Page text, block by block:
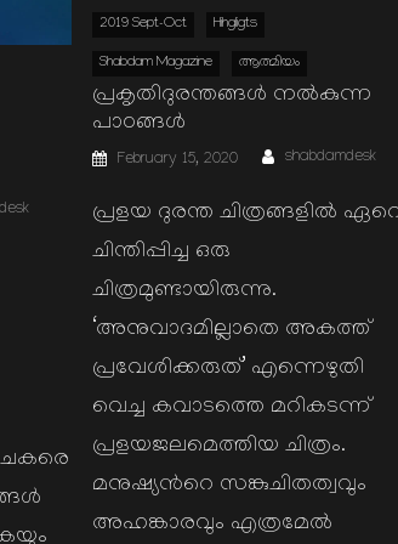
2019 Sept-Oct Hihgligts
Shabdam Magazine ആത്മിയം
പ്രകൃതിദുരന്തങ്ങള്‍ നല്‍കുന്ന
പാഠങ്ങള്‍
Posted
on
February 15, 2020 Author
shabdamdesk
പ്രളയ ദുരന്ത ചിത്രങ്ങളില്‍
ചിന്തിപ്പിച്ച ഒരു
ചിത്രമുണ്ടായിരുന്നു.
‘അനുവാദമില്ലാതെ അകത്ത്
പ്രവേശിക്കരുത്’ എന്നെഴുതി
വെച്ച കവാടത്തെ മറികടന്ന്
പ്രളയജലമെത്തിയ ചിത്രം.
മനുഷ്യന്‍റെ സങ്കുചിതത്വവും
അഹങ്കാരവും എത്രമേല്‍